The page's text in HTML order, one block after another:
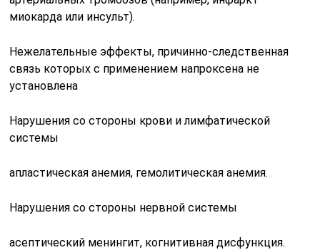
миокарда или инсульт).
Нежелательные эффекты, причинно-следственная
связь которых с применением напроксена не
установлена
Нарушения со стороны крови и лимфатической
системы
апластическая анемия, гемолитическая анемия.
Нарушения со стороны нервной системы
асептический менингит, когнитивная дисфункция.